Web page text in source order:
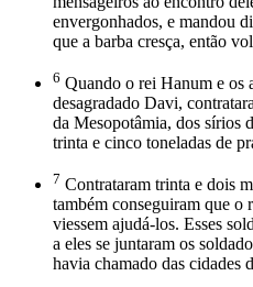
envergonhados, e mandou
que a barba cresça, então
6 Quando o rei Hanum e os
desagradado Davi,
da Mesopotâmia, dos sírios
trinta e cinco toneladas de
7 Contrataram trinta e dois
também conseguiram que o
viessem ajudá-los. Esses
a eles se juntaram os
havia chamado das cidades